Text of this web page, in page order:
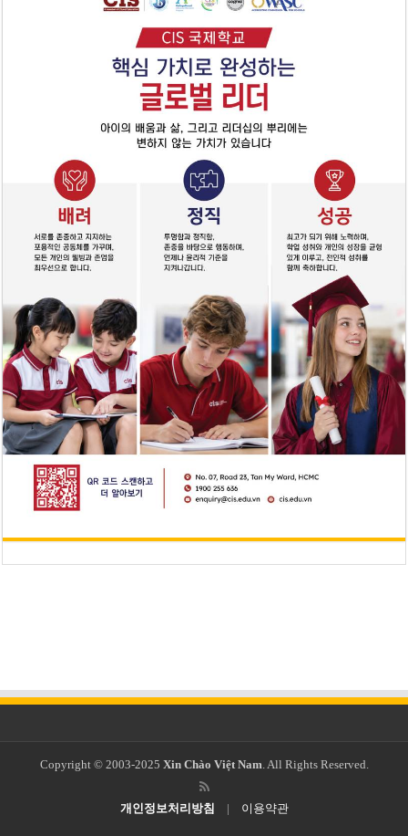
Copyright © 2003-2025 Xin Chào Việt Nam. All Rights Reserved.
개인정보처리방침 | 이용약관